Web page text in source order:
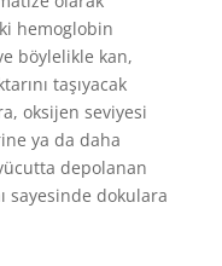
hemoglobin
böylelikle kan,
taşıyacak
oksijen seviyesi
ya da daha
depolanan
sayesinde dokulara